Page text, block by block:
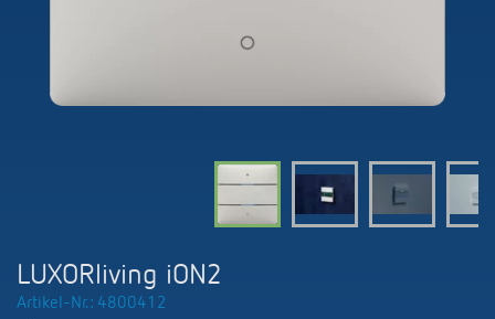
Apps
Kataloge und Prospekte
Konformitätserklärungen
News
Nachhaltigkeit
Kontakt
Technischer Support
Vertrieb Deutschland
LUXORliving iON2
Artikel-Nr.: 4800412